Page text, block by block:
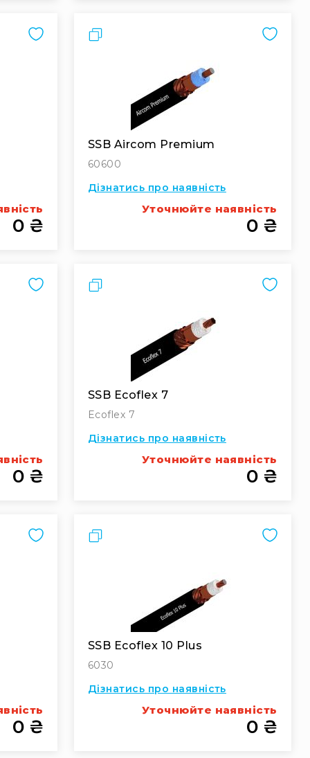
0 ₴
Порівняти
SSB Aircom Premium
60600
Дізнатись про наявність
Уточнюйте наявність
0 ₴
0 ₴
Порівняти
SSB Ecoflex 7
Ecoflex 7
Дізнатись про наявність
Уточнюйте наявність
0 ₴
0 ₴
Порівняти
SSB Ecoflex 10 Plus
6030
Дізнатись про наявність
Уточнюйте наявність
0 ₴